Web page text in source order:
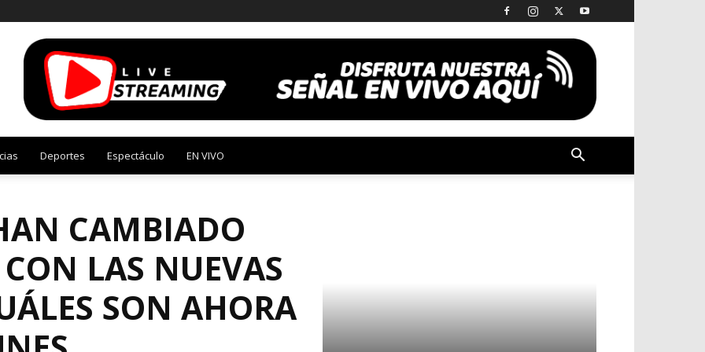
Deportes Espectáculo EN VIVO
con las nuevas variantes y cuáles...
CAMBIADO
LAS NUEVAS
SON AHORA